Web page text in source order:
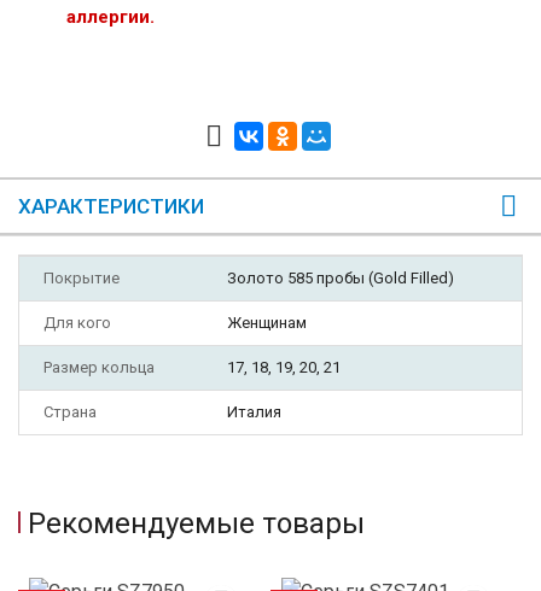
аллергии.
ХАРАКТЕРИСТИКИ
Покрытие Золото 585 пробы (Gold Filled)
Для кого Женщинам
Размер кольца 17, 18, 19, 20, 21
Страна Италия
Рекомендуемые товары